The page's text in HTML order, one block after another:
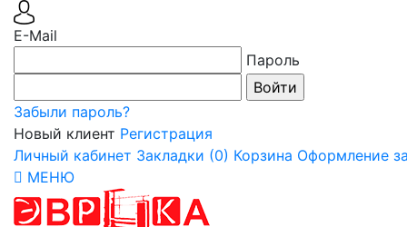
E-Mail
Пароль
Забыли пароль?
Новый клиент Регистрация
Личный кабинет Закладки (0) Корзина Оформление
МЕНЮ